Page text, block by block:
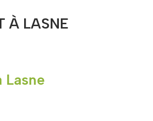
À LASNE